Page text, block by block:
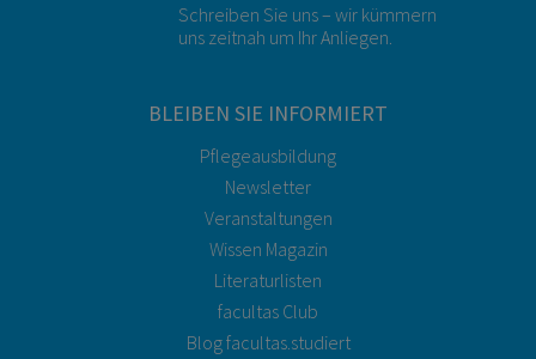
Schreiben Sie uns – wir kümmern
uns zeitnah um Ihr Anliegen.
BLEIBEN SIE INFORMIERT
Pflegeausbildung
Newsletter
Veranstaltungen
Wissen Magazin
Literaturlisten
facultas Club
Blog facultas.studiert